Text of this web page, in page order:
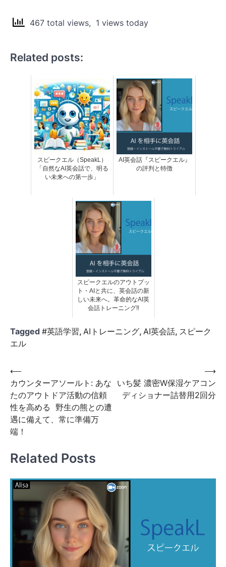
467 total views, 1 views today
Related posts:
スピークエル（SpeakL）
「自然なAI英会話で、明る
い未来への第一歩」
AI英会話『スピークエル』
の評判と特徴
スピークエルのアウトプッ
ト・AIと共に、英会話の新
しい未来へ。革命的なAI英
会話トレーニング‼
Tagged #英語学習, AIトレーニング, AI英会話, スピーク
エル
投
稿
ナ
ビ
ゲ
ー
シ
ョ
ン
⟵
カウンターアソールト: あな
たのアウトドア活動の信頼
性を高める 野生の熊との遭
遇に備えて、常に準備万
端！
いち髪 濃密W保湿ケアコン
ディショナー詰替用2回分
⟶
Related Posts